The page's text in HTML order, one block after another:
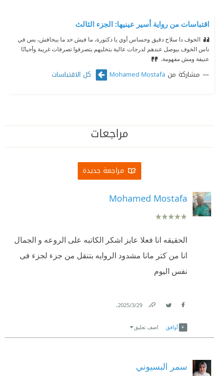
اقتباسات من رواية أسير عينيها: الجزء الثالث
الخوف دا سلاح دقيق وحساس أوي يا دكتورة، ما فيش حد ما بيخافش، بس في
ناس الخوف بيوصل عندهم لدرجات عالية بتخليهم يتصرفوا تصرفات غريبة وأحيانًا
عنيفة ومش مفهومة.
مشاركة من Mohamed Mostafa كل الاقتباسات
مراجعات
مراجعة جديدة
Mohamed Mostafa
الحقيقه انا فعلا عايز اشكر الكاتبه على الروعه و الجمال
انا من كتر مانا مشدود الروايه بتنقل من جزء لجزء فى
نفس اليوم
29‏/3‏/2025
.
أوافق اضف تعليق
سمر البسيوني